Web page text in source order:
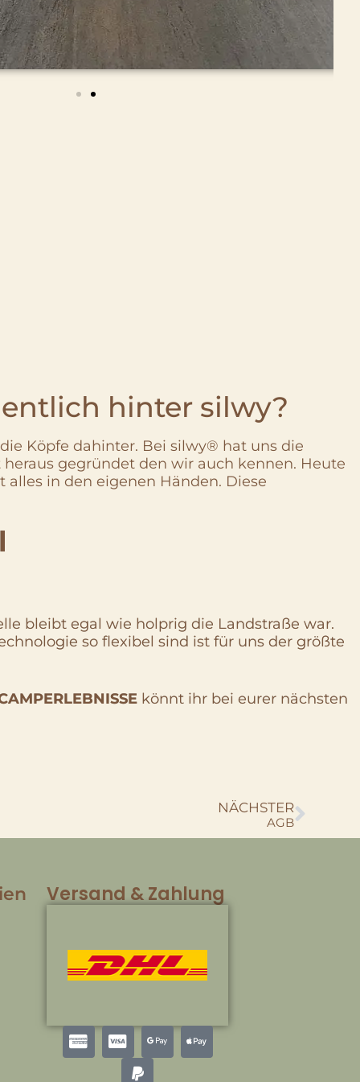
hinter silwy?
Köpfe dahinter. Bei silwy® hat uns die
gegründet den wir auch kennen. Heute
in den eigenen Händen. Diese
bleibt egal wie holprig die Landstraße war.
so flexibel sind ist für uns der größte
könnt ihr bei eurer nächsten
NÄCHSTER
AGB
Versand & Zahlung